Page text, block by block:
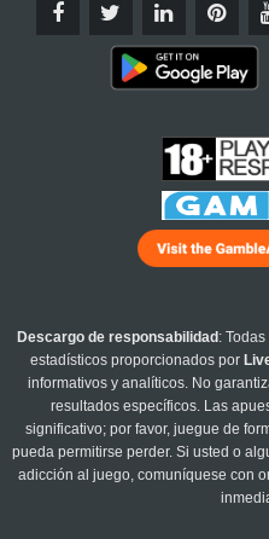
Descargo de responsabilidad :
estadísticos proporcionados por
informativos y analíticos. No
resultados específicos. Las
significativo; por favor, juegue de
pueda permitirse perder. Si usted o
adicción al juego, comuníquese con